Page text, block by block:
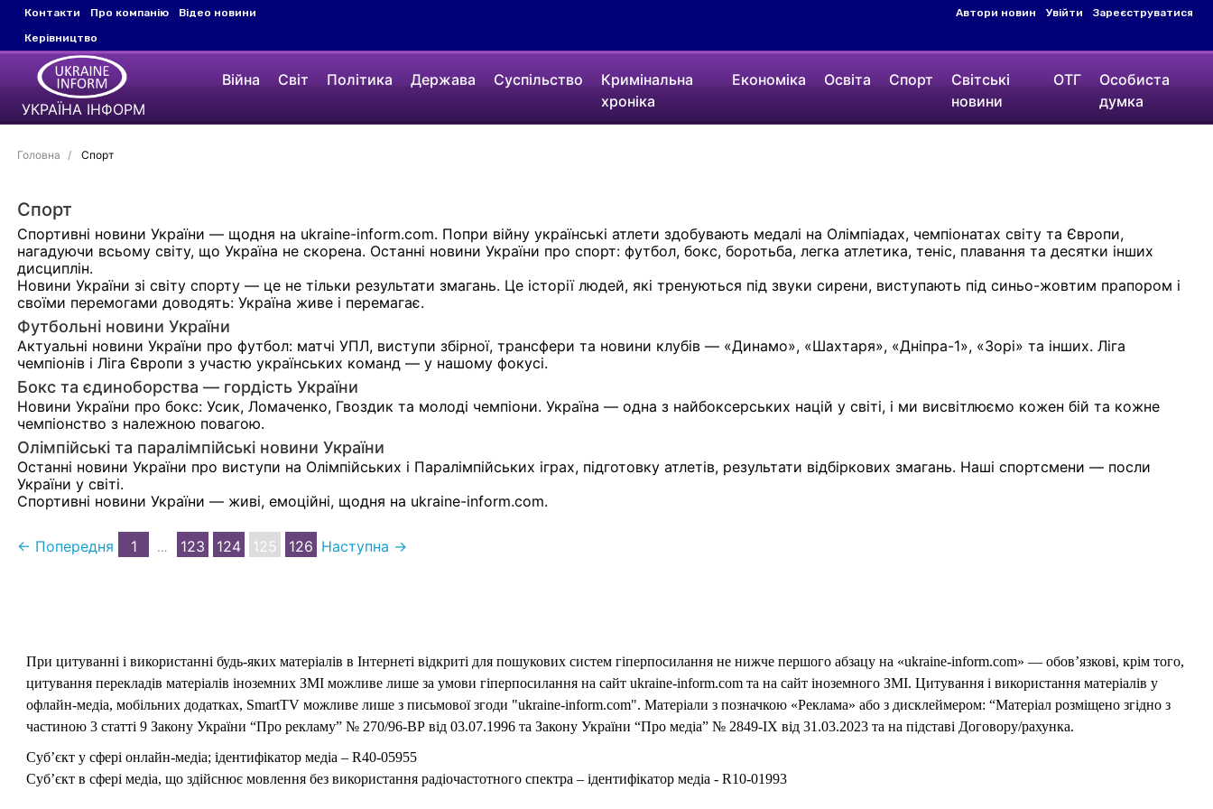
Контакти Про компанію
Відео новини
Керівництво
Автори новин Увійти Зареєструватися
УКРАЇНА ІНФОРМ
Війна Світ Політика Держава Суспільство
Кримінальна
хроніка
Економіка Освіта Спорт
Світські
новини
ОТГ
Особиста
думка
Головна Спорт
Спорт
Спортивні новини України — щодня на ukraine-inform.com. Попри війну українські атлети здобувають медалі на Олімпіадах, чемпіонатах світу та Європи,
нагадуючи всьому світу, що Україна не скорена. Останні новини України про спорт: футбол, бокс, боротьба, легка атлетика, теніс, плавання та десятки інших
дисциплін.
Новини України зі світу спорту — це не тільки результати змагань. Це історії людей, які тренуються під звуки сирени, виступають під синьо-жовтим прапором і
своїми перемогами доводять: Україна живе і перемагає.
Футбольні новини України
Актуальні новини України про футбол: матчі УПЛ, виступи збірної, трансфери та новини клубів — «Динамо», «Шахтаря», «Дніпра-1», «Зорі» та інших. Ліга
чемпіонів і Ліга Європи з участю українських команд — у нашому фокусі.
Бокс та єдиноборства — гордість України
Новини України про бокс: Усик, Ломаченко, Гвоздик та молоді чемпіони. Україна — одна з найбоксерських націй у світі, і ми висвітлюємо кожен бій та кожне
чемпіонство з належною повагою.
Олімпійські та паралімпійські новини України
Останні новини України про виступи на Олімпійських і Паралімпійських іграх, підготовку атлетів, результати відбіркових змагань. Наші спортсмени — посли
України у світі.
Спортивні новини України — живі, емоційні, щодня на ukraine-inform.com.
← Попередня 1 … 123 124 125 126 Наступна →
При цитуванні і використанні будь-яких матеріалів в Інтернеті відкриті для пошукових систем гіперпосилання не нижче першого абзацу на «ukraine-inform.com» — обов’язкові, крім того,
цитування перекладів матеріалів іноземних ЗМІ можливе лише за умови гіперпосилання на сайт ukraine-inform.com та на сайт іноземного ЗМІ. Цитування і використання матеріалів у
офлайн-медіа, мобільних додатках, SmartTV можливе лише з письмової згоди "ukraine-inform.com". Матеріали з позначкою «Реклама» або з дисклеймером: “Матеріал розміщено згідно з
частиною 3 статті 9 Закону України “Про рекламу” № 270/96-ВР від 03.07.1996 та Закону України “Про медіа” № 2849-IX від 31.03.2023 та на підставі Договору/рахунка.
Суб’єкт у сфері онлайн-медіа; ідентифікатор медіа – R40-05955
Суб’єкт в сфері медіа, що здійснює мовлення без використання радіочастотного спектра – ідентифікатор медіа - R10-01993